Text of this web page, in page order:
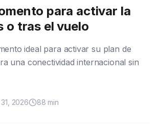
para activar la
o tras el vuelo
ideal para activar su plan de
una conectividad internacional sin
2026 88 min